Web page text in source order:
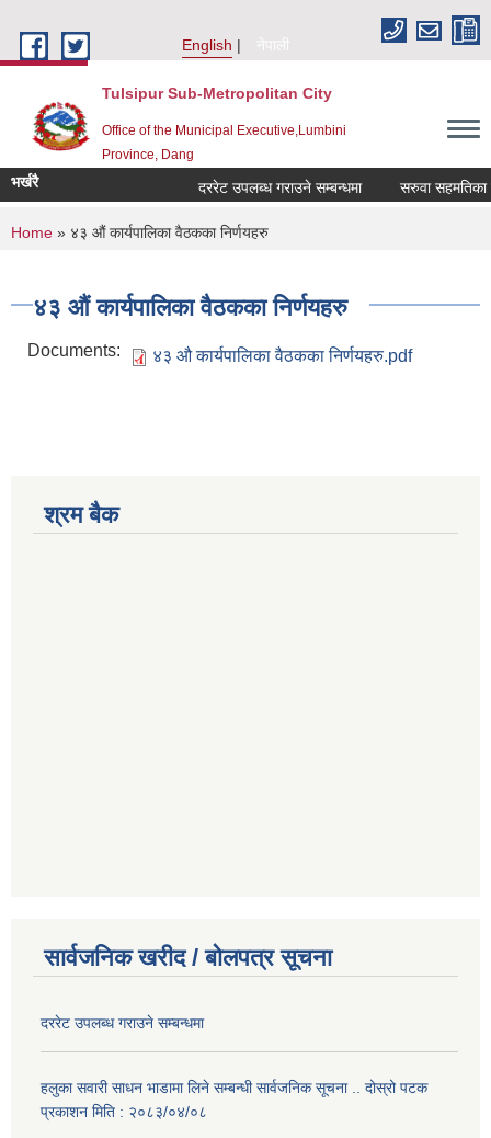
English
नेपाली
Tulsipur Sub-Metropolitan City
Office of the Municipal Executive,Lumbini
Province, Dang
भर्खरै दररेट उपलब्ध गराउने सम्बन्धमा सरुवा सहमतिका
You are here
Home » ४३ औं कार्यपालिका वैठकका निर्णयहरु
४३ औं कार्यपालिका वैठकका निर्णयहरु
Documents: ४३ औ कार्यपालिका वैठकका निर्णयहरु.pdf
श्रम बैक
सार्वजनिक खरीद / बोलपत्र सूचना
दररेट उपलब्ध गराउने सम्बन्धमा
हलुका सवारी साधन भाडामा लिने सम्बन्धी सार्वजनिक सूचना .. दोस्रो पटक
प्रकाशन मिति : २०८३/०४/०८